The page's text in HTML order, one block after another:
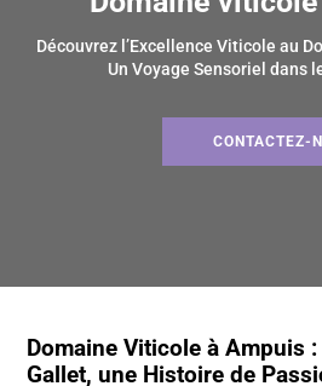
Découvrez l’Excellence Viticole au
Un Voyage Sensoriel dans
CONTACTEZ-
Domaine Viticole à Ampuis :
Gallet, une Histoire de